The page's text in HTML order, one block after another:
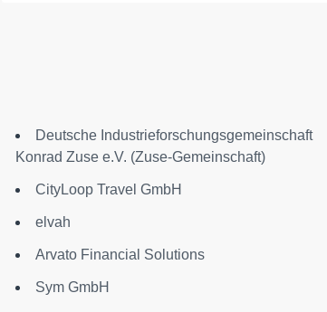
Deutsche Industrieforschungsgemeinschaft
Konrad Zuse e.V. (Zuse-Gemeinschaft)
CityLoop Travel GmbH
elvah
Arvato Financial Solutions
Sym GmbH